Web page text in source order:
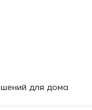
для дома